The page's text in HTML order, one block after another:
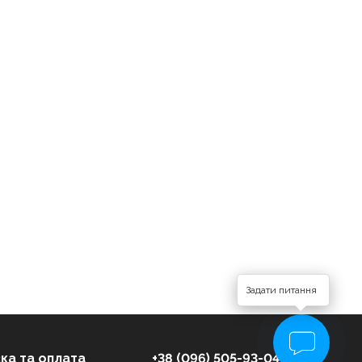
та оплата +38 (096) 505-93-04
Задати питання